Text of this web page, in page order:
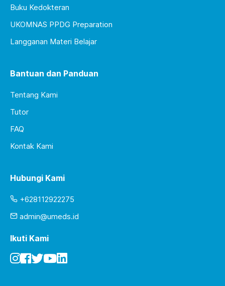
Buku Kedokteran
UKOMNAS PPDG Preparation
Langganan Materi Belajar
Bantuan dan Panduan
Tentang Kami
Tutor
FAQ
Kontak Kami
Hubungi Kami
+628112922275
admin@umeds.id
Ikuti Kami